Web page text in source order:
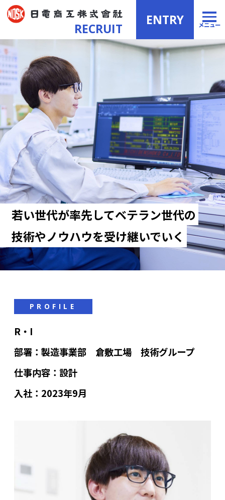
RECRUIT
ENTRY メニュー
若い世代が率先してベテラン世代の
技術やノウハウを受け継いでいく
PROFILE
R・I
部署：製造事業部 倉敷工場 技術グループ
仕事内容：設計
入社：2023年9月